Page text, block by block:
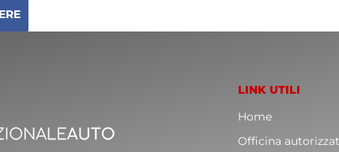
LINK UTILI
Home
Officina